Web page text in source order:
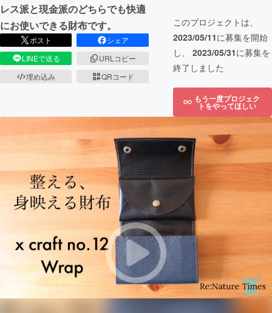
レス派と現金派のどちらでも快適
にお使いできる財布です。
ポスト
シェア
LINEで送る
URLコピー
埋め込み
QRコード
このプロジェクトは、
2023/05/11に募集を開始
し、 2023/05/31に募集を
終了しました
もう一度プロジェク
トをやってほしい